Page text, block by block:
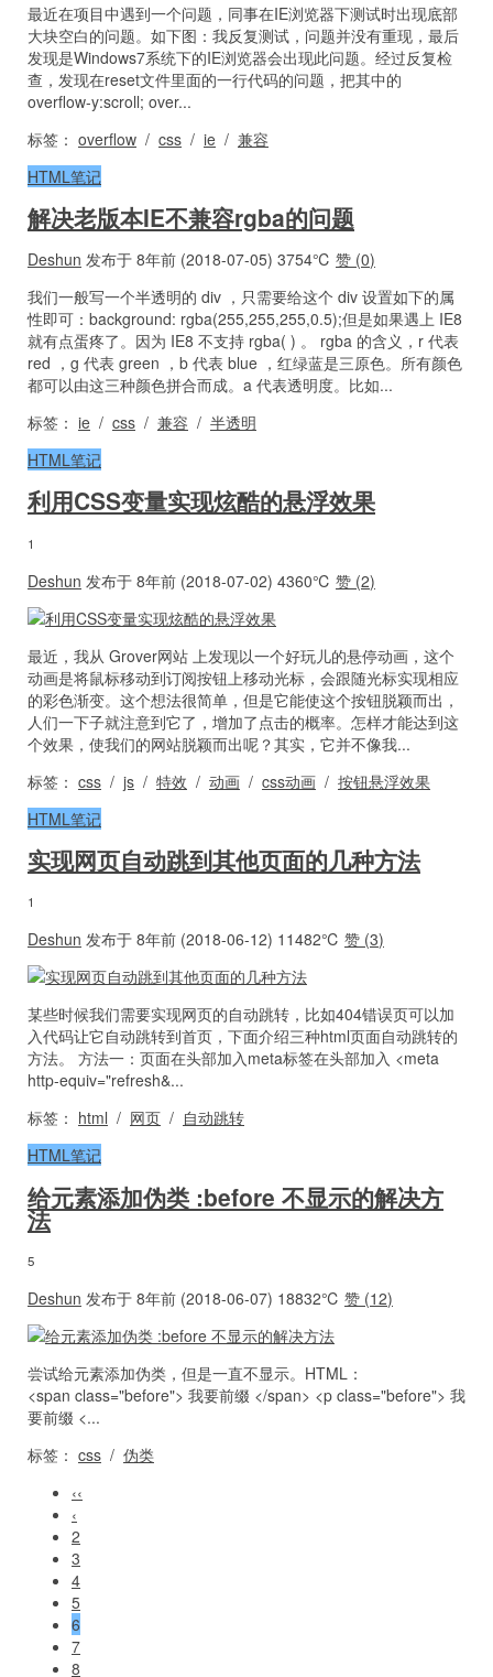
最近在项目中遇到一个问题，同事在IE浏览器下测试时出现底部
大块空白的问题。如下图：我反复测试，问题并没有重现，最后
发现是Windows7系统下的IE浏览器会出现此问题。经过反复检
查，发现在reset文件里面的一行代码的问题，把其中的
overflow-y:scroll; over...
标签： overflow / css / ie / 兼容
HTML笔记
解决老版本IE不兼容rgba的问题
Deshun 发布于 8年前 (2018-07-05) 3754℃ 赞 (0)
我们一般写一个半透明的 div ，只需要给这个 div 设置如下的属
性即可：background: rgba(255,255,255,0.5);但是如果遇上 IE8
就有点蛋疼了。因为 IE8 不支持 rgba( ) 。 rgba 的含义，r 代表
red ，g 代表 green ，b 代表 blue ，红绿蓝是三原色。所有颜色
都可以由这三种颜色拼合而成。a 代表透明度。比如...
标签： ie / css / 兼容 / 半透明
HTML笔记
利用CSS变量实现炫酷的悬浮效果
1
Deshun 发布于 8年前 (2018-07-02) 4360℃ 赞 (2)
最近，我从 Grover网站 上发现以一个好玩儿的悬停动画，这个
动画是将鼠标移动到订阅按钮上移动光标，会跟随光标实现相应
的彩色渐变。这个想法很简单，但是它能使这个按钮脱颖而出，
人们一下子就注意到它了，增加了点击的概率。怎样才能达到这
个效果，使我们的网站脱颖而出呢？其实，它并不像我...
标签： css / js / 特效 / 动画 / css动画 / 按钮悬浮效果
HTML笔记
实现网页自动跳到其他页面的几种方法
1
Deshun 发布于 8年前 (2018-06-12) 11482℃ 赞 (3)
某些时候我们需要实现网页的自动跳转，比如404错误页可以加
入代码让它自动跳转到首页，下面介绍三种html页面自动跳转的
方法。 方法一：页面在头部加入meta标签在头部加入 <meta
http-equiv="refresh&...
标签： html / 网页 / 自动跳转
HTML笔记
给元素添加伪类 :before 不显示的解决方
法
5
Deshun 发布于 8年前 (2018-06-07) 18832℃ 赞 (12)
尝试给元素添加伪类，但是一直不显示。HTML：
<span class="before"> 我要前缀 </span> <p class="before"> 我
要前缀 <...
标签： css / 伪类
‹‹
‹
2
3
4
5
6
7
8